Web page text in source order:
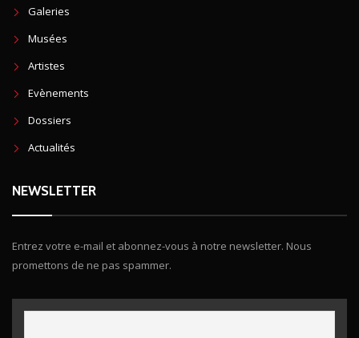
Galeries
Musées
Artistes
Evènements
Dossiers
Actualités
NEWSLETTER
Entrez votre e-mail et abonnez-vous à notre newsletter. Nous
promettons de ne pas spammer.